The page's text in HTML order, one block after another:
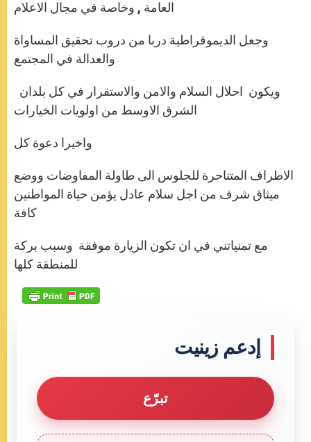
العامة , وخاصة في مجال الاعلام
وجعل الديموقراطية دربا من دروب تحقيق المساواة
والعدالة في المجتمع
الشرق الاوسط من اولويات الخيارات
واخيرا دعوة كل
الاطراف المتناحرة للجلوس الى طاولة المفاوضات ووضع
ميثاق شرف من اجل سلام عادل يؤمن حياة المواطنين
كافة
مع تمنياتني في ان تكون الزيارة موفقة وسبب بركة
للمنطقة كلها
إدعم زينيت
تبرّع